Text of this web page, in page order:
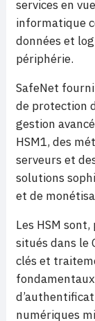
services en
informatique
données et
périphérie.
SafeNet
de protection
gestion
HSM1, des
serveurs et
solutions
et de
Les HSM
situés dans le
clés et
numériques